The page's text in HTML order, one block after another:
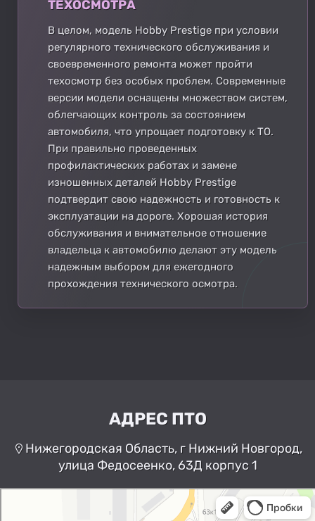
ТЕХОСМОТРА
В целом, модель Hobby Prestige при условии
регулярного технического обслуживания и
своевременного ремонта может пройти
техосмотр без особых проблем. Современные
версии модели оснащены множеством систем,
облегчающих контроль за состоянием
автомобиля, что упрощает подготовку к ТО.
При правильно проведенных
профилактических работах и замене
изношенных деталей Hobby Prestige
подтвердит свою надежность и готовность к
эксплуатации на дороге. Хорошая история
обслуживания и внимательное отношение
владельца к автомобилю делают эту модель
надежным выбором для ежегодного
прохождения технического осмотра.
АДРЕС ПТО
Нижегородская Область, г Нижний Новгород,
улица Федосеенко, 63Д корпус 1
Нижний Новгород
Улица Федосеенко, 63Дк1 —